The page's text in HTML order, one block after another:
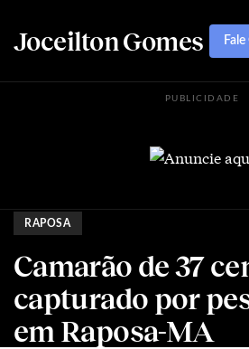
Joceilton Gomes
PUBLICIDADE
RAPOSA
Camarão de 37
capturado por
em Raposa-MA